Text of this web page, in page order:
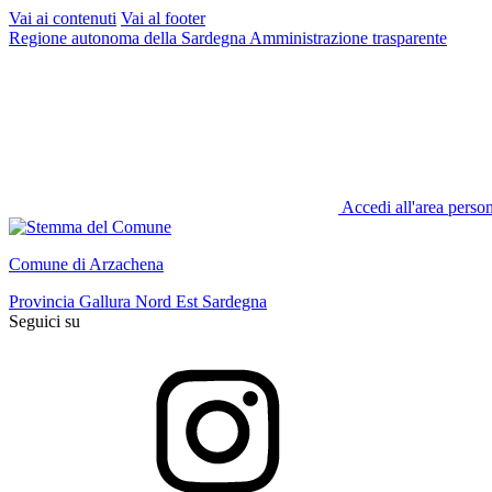
Vai ai contenuti Vai al footer
Regione autonoma della Sardegna Amministrazione trasparente
Accedi all'area
Comune di Arzachena
Provincia Gallura Nord Est Sardegna
Seguici su